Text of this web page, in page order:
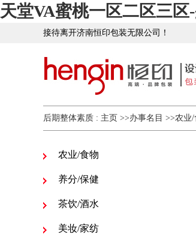
天堂VA蜜桃一区二区三区
接待离开济南恒印包装无限公司！
后期整体素质 : 主页 >>办事名目 >>农业/
农业/食物
养分/保健
茶饮/酒水
美妆/家纺